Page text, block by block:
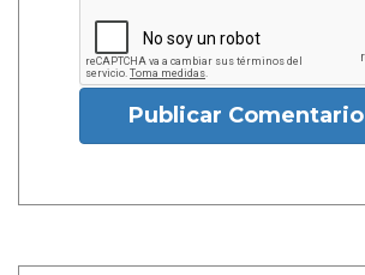
Publicar Comentario